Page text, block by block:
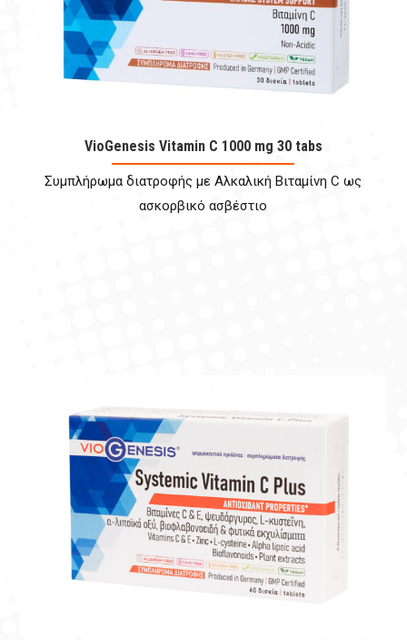
VioGenesis Vitamin C 1000 mg 30 tabs
Συμπλήρωμα διατροφής με Αλκαλική Βιταμίνη C ως
ασκορβικό ασβέστιο